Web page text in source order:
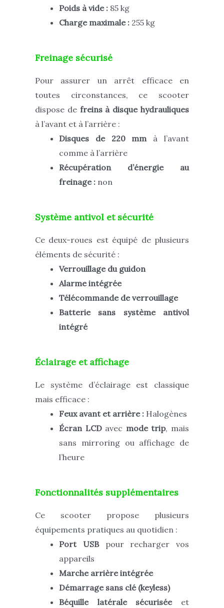
Poids à vide : 85 kg
Charge maximale : 255 kg
Freinage sécurisé
Pour assurer un arrêt efficace en
toutes circonstances, ce scooter
dispose de freins à disque hydrauliques
à l’avant et à l’arrière :
Disques de 220 mmà l’avant
comme à l’arrière
Récupération d’énergie au
freinage : non
Système antivol et sécurité
Ce deux-roues est équipé de plusieurs
éléments de sécurité :
Verrouillage du guidon
Alarme intégrée
Télécommande de verrouillage
Batterie sans système antivol
intégré
Éclairage et affichage
Le système d’éclairage est classique
mais efficace :
Feux avant et arrière : Halogènes
Écran LCDavec mode trip, mais
sans mirroring ou affichage de
l’heure
Fonctionnalités supplémentaires
Ce scooter propose plusieurs
équipements pratiques au quotidien :
Port USBpour recharger vos
appareils
Marche arrière intégrée
Démarrage sans clé (keyless)
Béquille latérale sécuriséeet